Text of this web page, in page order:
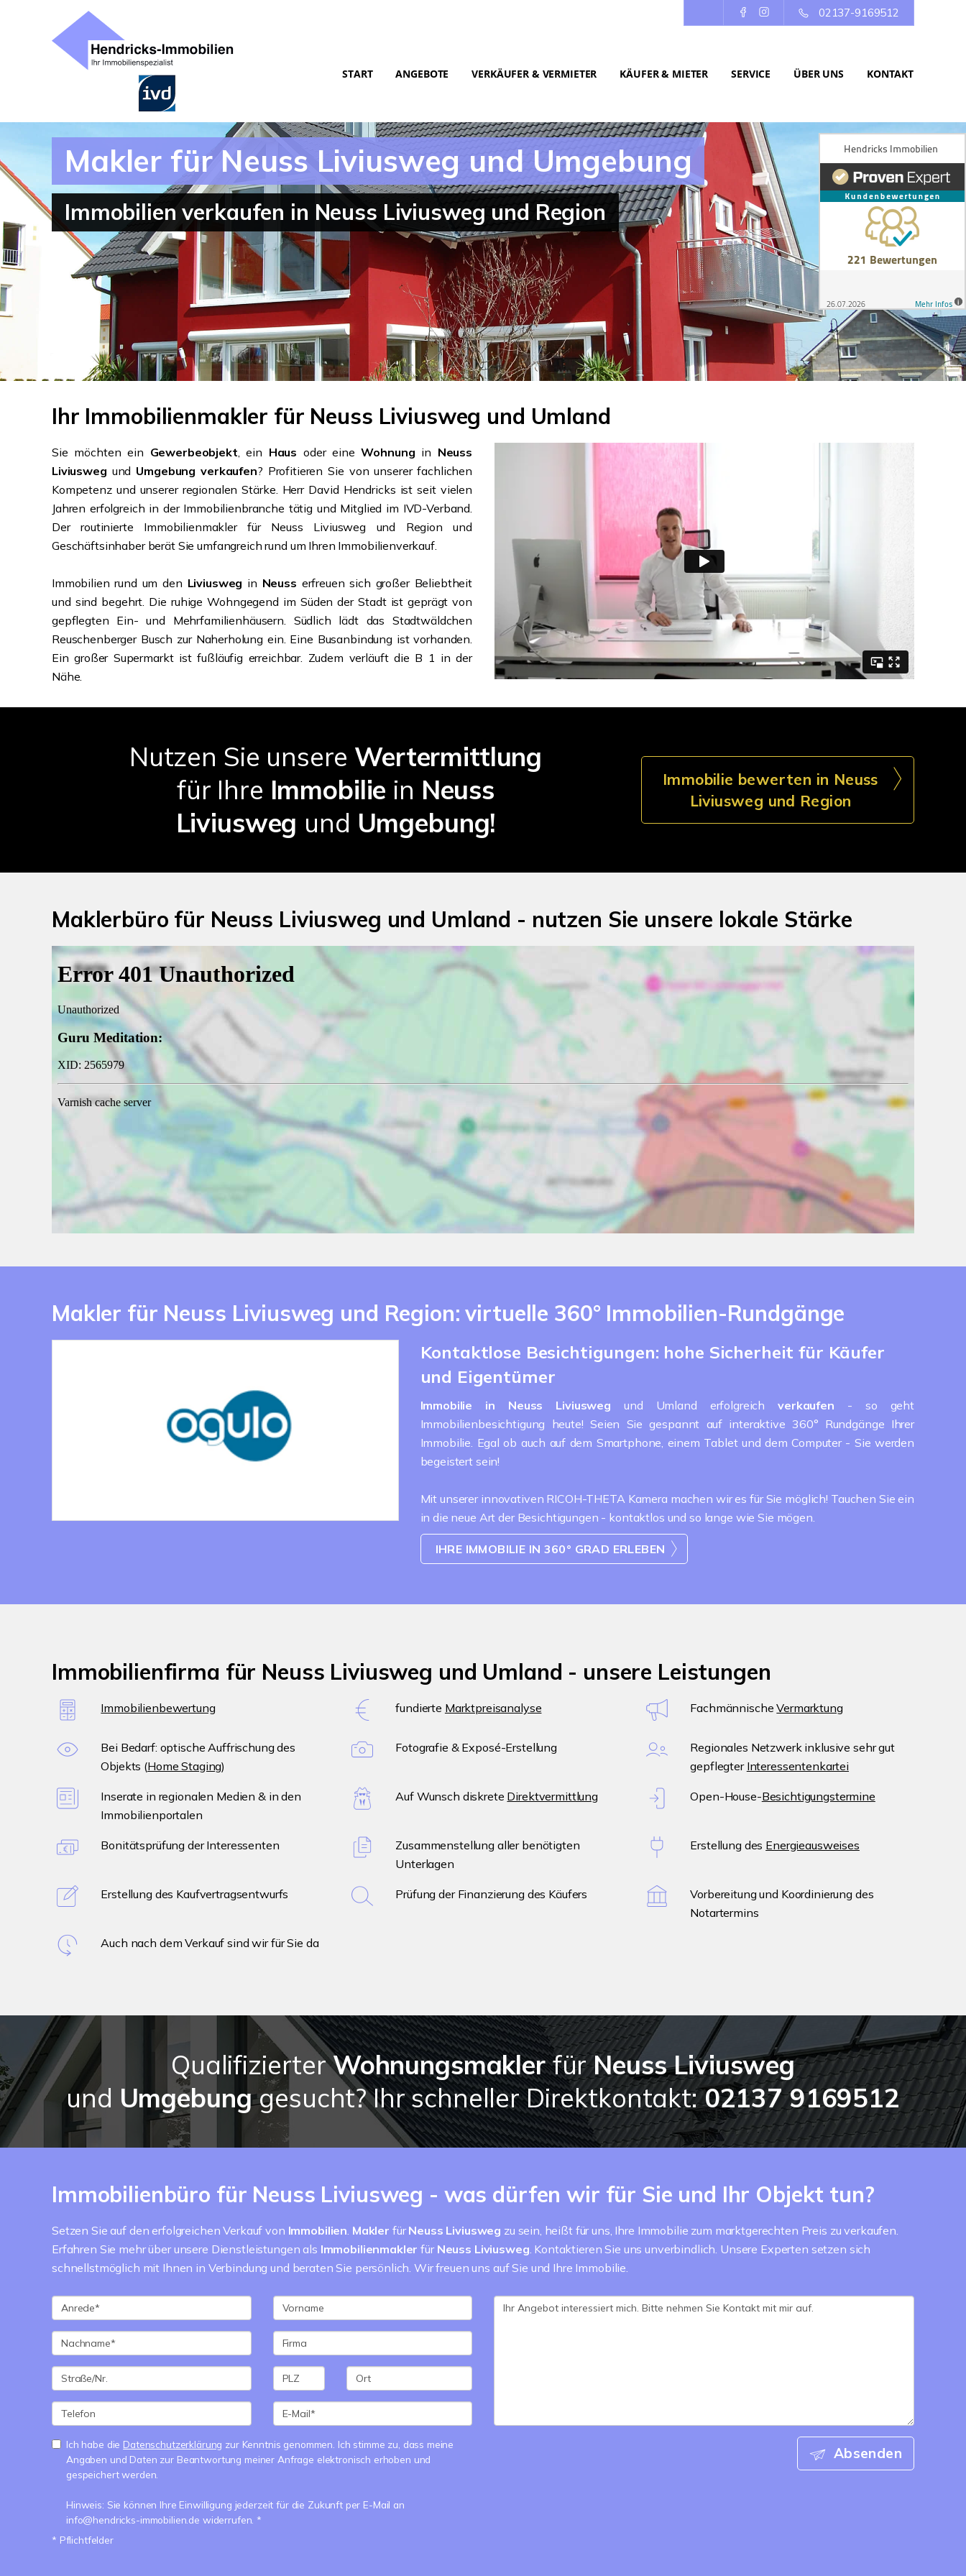
02137-9169512
START ANGEBOTE VERKÄUFER & VERMIETER KÄUFER & MIETER SERVICE ÜBER UNS KONTAKT
Makler für Neuss Liviusweg und Umgebung
Immobilien verkaufen in Neuss Liviusweg und Region
Ihr Immobilienmakler für Neuss Liviusweg und Umland
Sie möchten ein Gewerbeobjekt, ein Haus oder eineWohnung in Neuss
Liviusweg und Umgebung verkaufen? Profitieren Sie von unserer fachlichen
Kompetenz und unserer regionalen Stärke. Herr David Hendricks ist seit vielen
Jahren erfolgreich in der Immobilienbranche tätig und Mitglied im IVD-Verband.
Der routinierte Immobilienmakler für Neuss Liviusweg und Region und
Geschäftsinhaber berät Sie umfangreich rund um Ihren Immobilienverkauf.
Immobilien rund um den Liviusweg in Neuss erfreuen sich großer Beliebtheit
und sind begehrt. Die ruhige Wohngegend im Süden der Stadt ist geprägt von
gepflegten Ein- und Mehrfamilienhäusern. Südlich lädt das Stadtwäldchen
Reuschenberger Busch zur Naherholung ein. Eine Busanbindung ist vorhanden.
Ein großer Supermarkt ist fußläufig erreichbar. Zudem verläuft die B 1 in der
Nähe.
Nutzen Sie unsere Wertermittlung
für Ihre Immobilie in Neuss
Liviusweg und Umgebung!
Immobilie bewerten in Neuss
Liviusweg und Region
Maklerbüro für Neuss Liviusweg und Umland - nutzen Sie unsere lokale Stärke
Makler für Neuss Liviusweg und Region: virtuelle 360° Immobilien-Rundgänge
Kontaktlose Besichtigungen: hohe Sicherheit für Käufer
und Eigentümer
Immobilie in Neuss Liviuswegund Umland erfolgreichverkaufen - so geht
Immobilienbesichtigung heute! Seien Sie gespannt auf interaktive 360° Rundgänge Ihrer
Immobilie. Egal ob auch auf dem Smartphone, einem Tablet und dem Computer - Sie werden
begeistert sein!
Mit unserer innovativen RICOH-THETA Kamera machen wir es für Sie möglich! Tauchen Sie ein
in die neue Art der Besichtigungen - kontaktlos und so lange wie Sie mögen.
IHRE IMMOBILIE IN 360° GRAD ERLEBEN
Immobilienfirma für Neuss Liviusweg und Umland - unsere Leistungen
Immobilienbewertung fundierte Marktpreisanalyse FachmännischeVermarktung
Bei Bedarf: optische Auffrischung des
Objekts (Home Staging)
Fotografie & Exposé-Erstellung
Regionales Netzwerk inklusive sehr gut
gepflegter Interessentenkartei
Inserate in regionalen Medien & in den
Immobilienportalen
Auf Wunsch diskrete Direktvermittlung Open-House-Besichtigungstermine
Bonitätsprüfung der Interessenten
Zusammenstellung aller benötigten
Unterlagen
Erstellung des Energieausweises
Erstellung des Kaufvertragsentwurfs Prüfung der Finanzierung des Käufers
Vorbereitung und Koordinierung des
Notartermins
Auch nach dem Verkauf sind wir für Sie da
QualifizierterWohnungsmaklerfürNeuss Liviusweg
und Umgebunggesucht? Ihr schneller Direktkontakt:02137 9169512
Immobilienbüro für Neuss Liviusweg - was dürfen wir für Sie und Ihr Objekt tun?
Setzen Sie auf den erfolgreichen Verkauf von Immobilien. Makler fürNeuss Liviusweg zu sein, heißt für uns, Ihre Immobilie zum marktgerechten Preis zu verkaufen.
Erfahren Sie mehr über unsere Dienstleistungen als Immobilienmaklerfür Neuss Liviusweg. Kontaktieren Sie uns unverbindlich. Unsere Experten setzen sich
schnellstmöglich mit Ihnen in Verbindung und beraten Sie persönlich. Wir freuen uns auf Sie und Ihre Immobilie.
Ich habe die Datenschutzerklärung zur Kenntnis genommen. Ich stimme zu, dass meine
Angaben und Daten zur Beantwortung meiner Anfrage elektronisch erhoben und
gespeichert werden.
Hinweis: Sie können Ihre Einwilligung jederzeit für die Zukunft per E-Mail an
info@hendricks-immobilien.de widerrufen. *
* Pflichtfelder
Absenden